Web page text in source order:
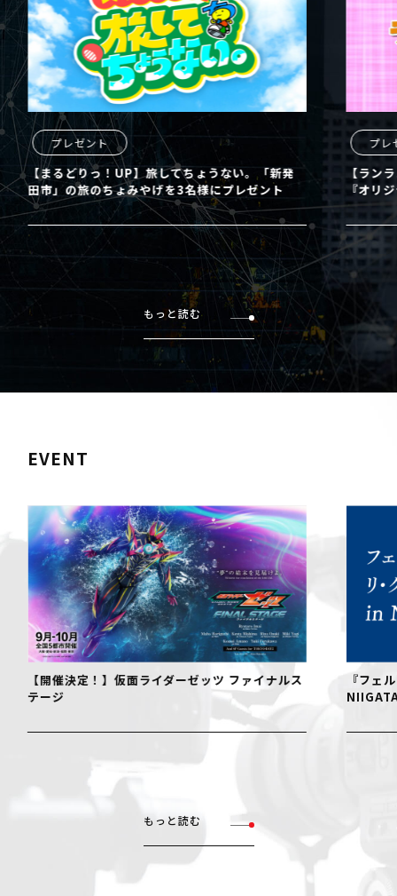
プレゼント
【まるどりっ！UP】旅してちょうない。「新発
田市」の旅のちょみやげを3名様にプレゼント
プレ
【ラン
『オリ
もっと読む
EVENT
【開催決定！】仮面ライダーゼッツ ファイナルス
テージ
『フェ
もっと読む